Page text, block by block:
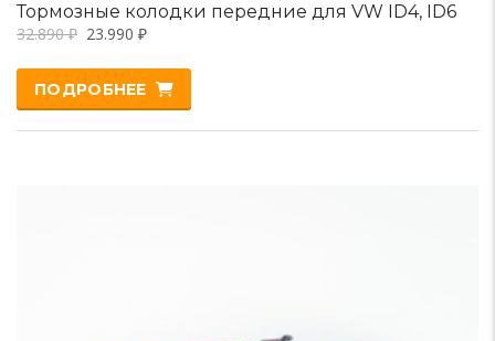
Тормозные колодки передние для VW ID4, ID6
32.890₽ 23.990 ₽
ПОДРОБНЕЕ